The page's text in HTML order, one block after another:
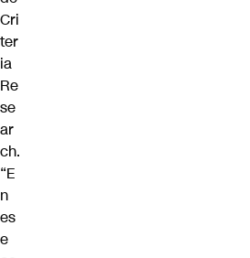
Cri
ter
ia
Re
se
ar
ch.
“E
n
es
e